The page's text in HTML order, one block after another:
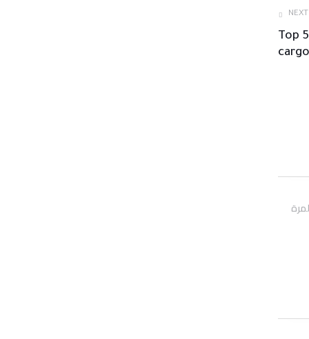
NEXT
Top
cargo